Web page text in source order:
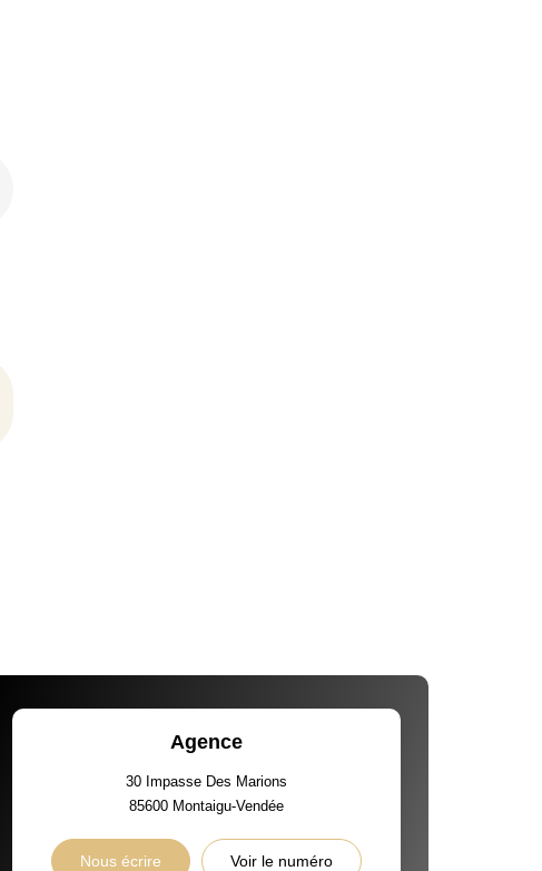
Agence
30 Impasse Des Marions
85600 Montaigu-Vendée
Nous écrire Voir le numéro